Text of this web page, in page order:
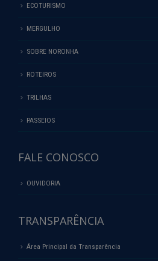
ECOTURISMO
MERGULHO
SOBRE NORONHA
ROTEIROS
TRILHAS
PASSEIOS
FALE CONOSCO
OUVIDORIA
TRANSPARÊNCIA
Área Principal da Transparência